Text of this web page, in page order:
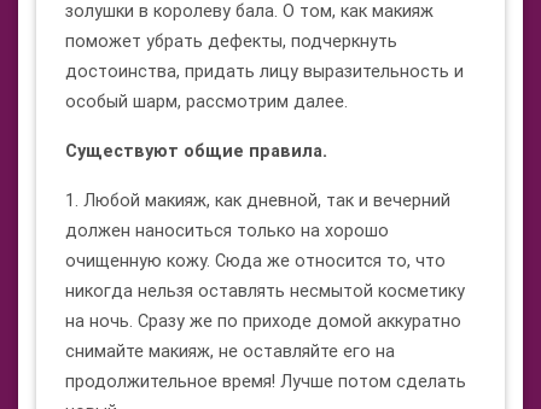
золушки в королеву бала. О том, как макияж
поможет убрать дефекты, подчеркнуть
достоинства, придать лицу выразительность и
особый шарм, рассмотрим далее.
Существуют общие правила.
1. Любой макияж, как дневной, так и вечерний
должен наноситься только на хорошо
очищенную кожу. Сюда же относится то, что
никогда нельзя оставлять несмытой косметику
на ночь. Сразу же по приходе домой аккуратно
снимайте макияж, не оставляйте его на
продолжительное время! Лучше потом сделать